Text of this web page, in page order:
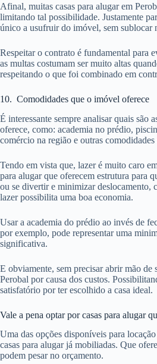
Afinal, muitas casas para alugar em
limitando tal possibilidade. Justamente
único a usufruir do imóvel, sem sublocar
Respeitar o contrato é fundamental para
as multas costumam ser muito altas
respeitando o que foi combinado em
10. Comodidades que o imóvel oferece
É interessante sempre analisar quais são
oferece, como: academia no prédio,
comércio na região e outras comodidades
Tendo em vista que, lazer é muito caro
para alugar que oferecem estrutura para
ou se divertir e minimizar deslocamento,
lazer possibilita uma boa economia.
Usar a academia do prédio ao invés de
por exemplo, pode representar uma
significativa.
E obviamente, sem precisar abrir mão de
Perobal por causa dos custos.
satisfatório por ter escolhido a casa ideal.
Vale a pena optar por casas para alugar
Uma das opções disponíveis para
casas para alugar já mobiliadas. Que
podem pesar no orçamento.